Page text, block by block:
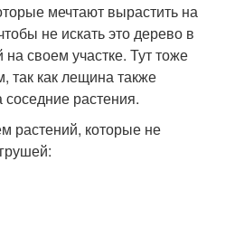
мечтают вырастить на
не искать это дерево в
своем участке. Тут тоже
так как лещина также
растения.
растений, которые не